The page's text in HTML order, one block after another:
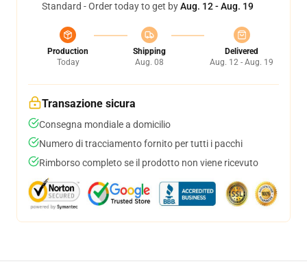
Standard - Order today to get byAug. 12 - Aug. 19
Production
Today
Shipping
Aug. 08
Delivered
Aug. 12 - Aug. 19
Transazione sicura
Consegna mondiale a domicilio
Numero di tracciamento fornito per tutti i pacchi
Rimborso completo se il prodotto non viene ricevuto